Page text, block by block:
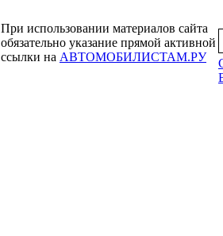
При использовании материалов сайта
обязательно указание прямой активной
ссылки на АВТОМОБИЛИСТАМ.РУ